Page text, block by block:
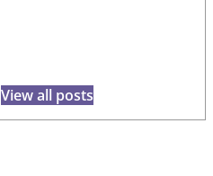
View all posts